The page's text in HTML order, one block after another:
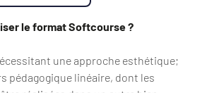
le format Softcourse ?
une approche esthétique;
pédagogique linéaire, dont les